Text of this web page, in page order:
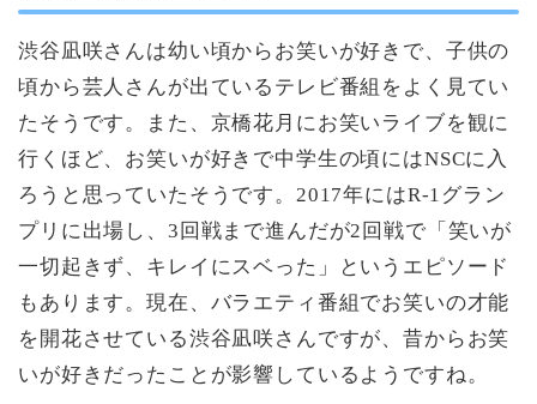
渋谷凪咲さんは幼い頃からお笑いが好きで、子供の
頃から芸人さんが出ているテレビ番組をよく見てい
たそうです。また、京橋花月にお笑いライブを観に
行くほど、お笑いが好きで中学生の頃にはNSCに入
ろうと思っていたそうです。2017年にはR-1グラン
プリに出場し、3回戦まで進んだが2回戦で「笑いが
一切起きず、キレイにスベった」というエピソード
もあります。現在、バラエティ番組でお笑いの才能
を開花させている渋谷凪咲さんですが、昔からお笑
いが好きだったことが影響しているようですね。